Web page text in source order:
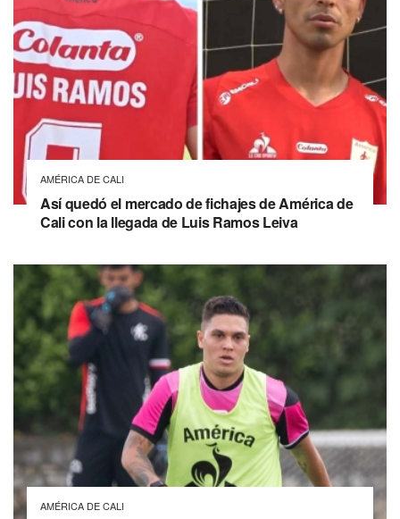
AMÉRICA DE CALI
Así quedó el mercado de fichajes de América de
Cali con la llegada de Luis Ramos Leiva
AMÉRICA DE CALI